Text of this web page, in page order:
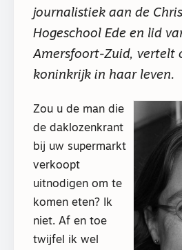
journalistiek aan de
Hogeschool Ede en lid
Amersfoort-Zuid, vertelt
koninkrijk in haar leven.
Zou u de man die
de daklozenkrant
bij uw supermarkt
verkoopt
uitnodigen om te
komen eten? Ik
niet. Af en toe
twijfel ik wel